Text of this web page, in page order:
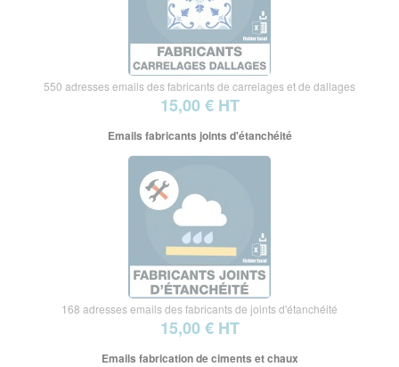
550 adresses emails des fabricants de carrelages et de dallages
15,00 € HT
Emails fabricants joints d'étanchéité
168 adresses emails des fabricants de joints d'étanchéité
15,00 € HT
Emails fabrication de ciments et chaux